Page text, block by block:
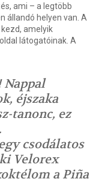
ami – a legtöbb
állandó helyen van. A
amelyik
látogatóinak. A
Nappal
éjszaka
tanonc, ez
csodálatos
Velorex
a Piña